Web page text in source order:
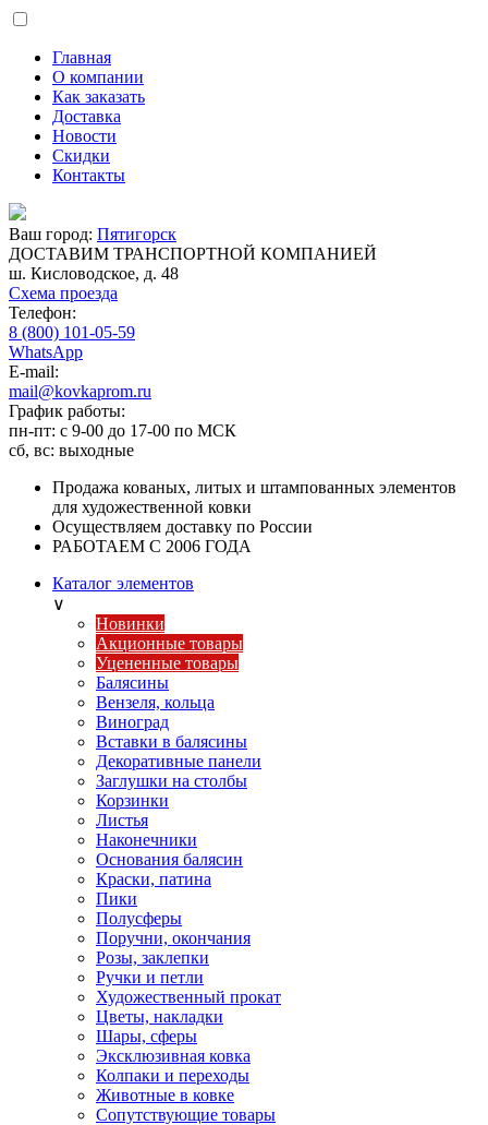
Главная
О компании
Как заказать
Доставка
Новости
Скидки
Контакты
Ваш город: Пятигорск
ДОСТАВИМ ТРАНСПОРТНОЙ КОМПАНИЕЙ
ш. Кисловодское, д. 48
Схема проезда
Телефон:
8 (800) 101-05-59
WhatsApp
E-mail:
mail@kovkaprom.ru
График работы:
пн-пт: с 9-00 до 17-00 по МСК
сб, вс: выходные
Продажа кованых, литых и штампованных элементов
для художественной ковки
Осуществляем доставку по России
РАБОТАЕМ С 2006 ГОДА
Каталог элементов
∨
Новинки
Акционные товары
Уцененные товары
Балясины
Вензеля, кольца
Виноград
Вставки в балясины
Декоративные панели
Заглушки на столбы
Корзинки
Листья
Наконечники
Основания балясин
Краски, патина
Пики
Полусферы
Поручни, окончания
Розы, заклепки
Ручки и петли
Художественный прокат
Цветы, накладки
Шары, сферы
Эксклюзивная ковка
Колпаки и переходы
Животные в ковке
Сопутствующие товары